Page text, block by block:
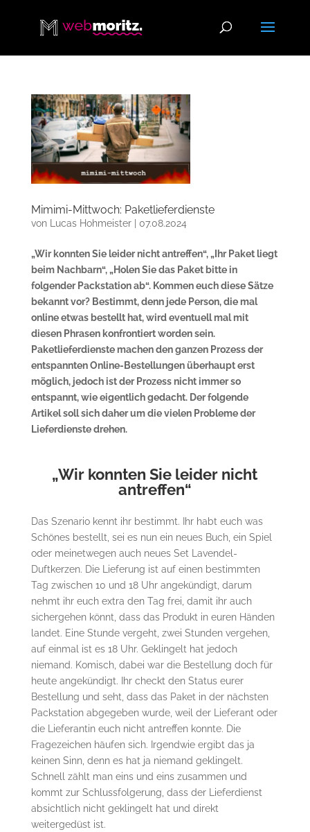
Mimimi-Mittwoch: Paketlieferdienste
von Lucas Hohmeister| 07.08.2024
„Wir konnten Sie leider nicht antreffen“, „Ihr Paket liegt
beim Nachbarn“, „Holen Sie das Paket bitte in
folgender Packstation ab“. Kommen euch diese Sätze
bekannt vor? Bestimmt, denn jede Person, die mal
online etwas bestellt hat, wird eventuell mal mit
diesen Phrasen konfrontiert worden sein.
Paketlieferdienste machen den ganzen Prozess der
entspannten Online-Bestellungen überhaupt erst
möglich, jedoch ist der Prozess nicht immer so
entspannt, wie eigentlich gedacht. Der folgende
Artikel soll sich daher um die vielen Probleme der
Lieferdienste drehen.
„Wir konnten Sie leider nicht
antreffen“
Das Szenario kennt ihr bestimmt. Ihr habt euch was
Schönes bestellt, sei es nun ein neues Buch, ein Spiel
oder meinetwegen auch neues Set Lavendel-
Duftkerzen. Die Lieferung ist auf einen bestimmten
Tag zwischen 10 und 18 Uhr angekündigt, darum
nehmt ihr euch extra den Tag frei, damit ihr auch
sichergehen könnt, dass das Produkt in euren Händen
landet. Eine Stunde vergeht, zwei Stunden vergehen,
auf einmal ist es 18 Uhr. Geklingelt hat jedoch
niemand. Komisch, dabei war die Bestellung doch für
heute angekündigt. Ihr checkt den Status eurer
Bestellung und seht, dass das Paket in der nächsten
Packstation abgegeben wurde, weil der Lieferant oder
die Lieferantin euch nicht antreffen konnte. Die
Fragezeichen häufen sich. Irgendwie ergibt das ja
keinen Sinn, denn es hat ja niemand geklingelt.
Schnell zählt man eins und eins zusammen und
kommt zur Schlussfolgerung, dass der Lieferdienst
absichtlich nicht geklingelt hat und direkt
weitergedüst ist.